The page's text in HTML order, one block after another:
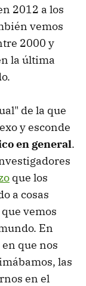
2012 a los
vemos
2000 y
la última
de la que
y esconde
en general.
que los
a cosas
vemos
En
que nos
las
en el